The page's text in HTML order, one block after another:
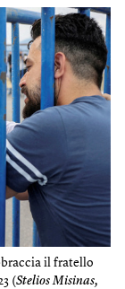
il fratello
(Stelios Misinas,